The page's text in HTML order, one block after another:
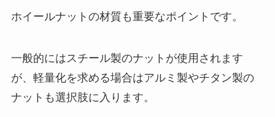
ホイールナットの材質も重要なポイントです。
一般的にはスチール製のナットが使用されます
が、軽量化を求める場合はアルミ製やチタン製の
ナットも選択肢に入ります。